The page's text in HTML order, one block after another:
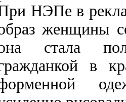
НЭПе в
женщины
стала
в